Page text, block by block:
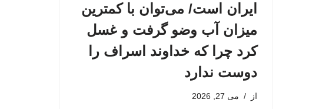
ایران است/ می‌توان با کمترین
میزان آب وضو گرفت و غسل
کرد چرا که خداوند اسراف را
دوست ندارد
از می 27, 2026